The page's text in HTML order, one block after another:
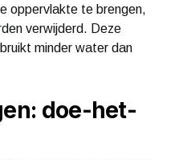
oppervlakte te brengen,
verwijderd. Deze
minder water dan
doe-het-